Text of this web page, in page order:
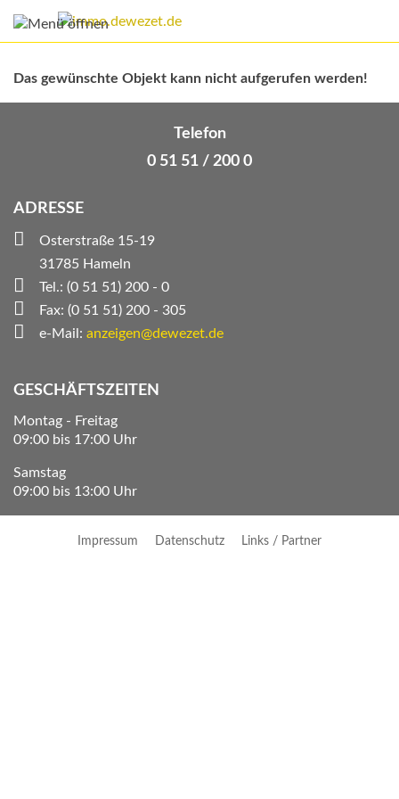
Das gewünschte Objekt kann nicht aufgerufen werden!
Telefon
0 51 51 / 200 0
ADRESSE
Osterstraße 15-19
31785 Hameln
Tel.: (0 51 51) 200 - 0
Fax: (0 51 51) 200 - 305
e-Mail: anzeigen@dewezet.de
GESCHÄFTSZEITEN
Montag - Freitag
09:00 bis 17:00 Uhr
Samstag
09:00 bis 13:00 Uhr
Impressum Datenschutz Links / Partner